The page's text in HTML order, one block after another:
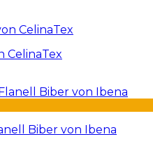
CelinaTex
Biber von Ibena